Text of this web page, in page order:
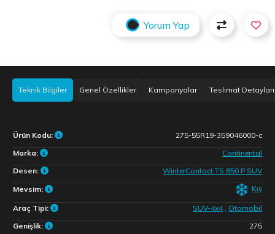
Yorum Yap
Teknik Bilgiler Genel Özellikler Kampanyalar Teslimat Detayları
Ürün Kodu:
275-55R19-359046000-c
Marka:
Continental
Desen:
WinterContact TS 850 P SUV
Mevsim: Kış
Araç Tipi: SUV-4x4
Otomobil
Genişlik:
275